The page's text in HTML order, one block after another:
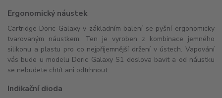
Ergonomický náustek
Cartridge Doric Galaxy v základním balení se pyšní ergonomicky
tvarovaným náustkem. Ten je vyroben z kombinace jemného
silikonu a plastu pro co nejpříjemnější držení v ústech. Vapování
vás bude u modelu Doric Galaxy S1 doslova bavit a od náustku
se nebudete chtít ani odtrhnout.
Indikační dioda